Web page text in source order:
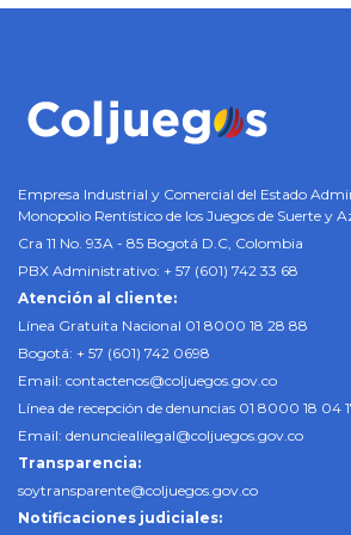
Empresa Industrial y Comercial del Estado
Monopolio Rentístico de los Juegos de Suerte y
Cra 11 No. 93A - 85 Bogotá D.C, Colombia
PBX Administrativo: + 57 (601) 742 33 68
Atención al cliente:
Línea Gratuita Nacional 01 8000 18 28 88
Bogotá: + 57 (601) 742 0698
Email: contactenos@coljuegos.gov.co
Línea de recepción de denuncias 01 8000 18 04
Email: denunciealilegal@coljuegos.gov.co
Transparencia:
soytransparente@coljuegos.gov.co
Notificaciones judiciales: